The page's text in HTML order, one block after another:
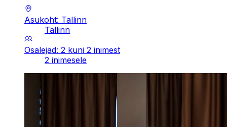
Asukoht: Tallinn
Tallinn
Osalejad: 2 kuni 2 inimest
2 inimesele